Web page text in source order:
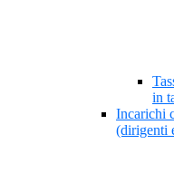
in
Incarichi
(dirigenti